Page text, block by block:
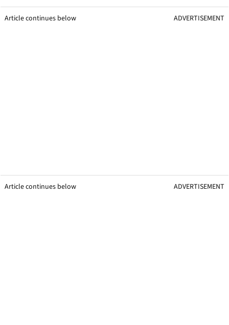
Article continues below ADVERTISEMENT
Article continues below ADVERTISEMENT